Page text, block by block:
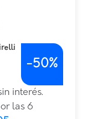
interés.
las 6
-50%